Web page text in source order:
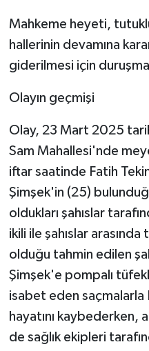
Mahkeme heyeti,
hallerinin devamına
giderilmesi için
Olayın geçmişi
Olay, 23 Mart 2025
Sam Mahallesi'nde
iftar saatinde Fatih
Şimşek'in (25)
oldukları şahıslar
ikili ile şahıslar arasında
olduğu tahmin edilen
Şimşek'e pompalı
isabet eden saçmalarla
hayatını kaybederken,
de sağlık ekipleri